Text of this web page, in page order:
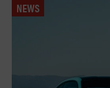
NEWS